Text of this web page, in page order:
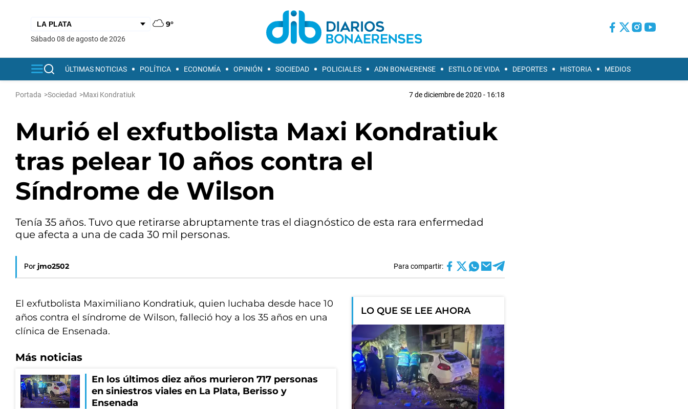
9°
sábado 08 de agosto de 2026
ÚLTIMAS NOTICIAS POLÍTICA ECONOMÍA OPINIÓN SOCIEDAD POLICIALES ADN BONAERENSE ESTILO DE VIDA DEPORTES HISTORIA MEDIOS
Portada >Sociedad >Maxi Kondratiuk 7 de diciembre de 2020 - 16:18
Murió el exfutbolista Maxi Kondratiuk
tras pelear 10 años contra el
Síndrome de Wilson
Tenía 35 años. Tuvo que retirarse abruptamente tras el diagnóstico de esta rara enfermedad
que afecta a una de cada 30 mil personas.
Por jmo2502 Para compartir:
El exfutbolista Maximiliano Kondratiuk, quien luchaba desde hace 10
años contra el síndrome de Wilson, falleció hoy a los 35 años en una
clínica de Ensenada.
Más noticias
En los últimos diez años murieron 717 personas
en siniestros viales en La Plata, Berisso y
Ensenada
LO QUE SE LEE AHORA